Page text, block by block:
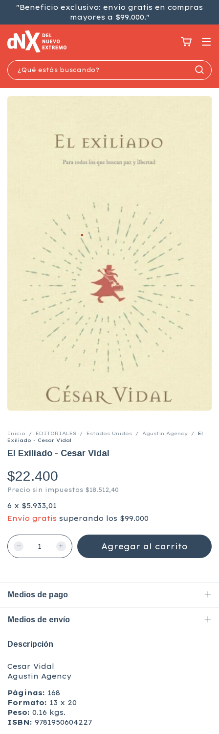
"Beneficio exclusivo: envío gratis en compras
mayores a $99.000."
Inicio / EDITORIALES / Estados Unidos / Agustin Agency /
El
Exiliado - Cesar Vidal
El Exiliado - Cesar Vidal
$22.400
Precio sin impuestos $18.512,40
6 x $5.933,01
Envío gratis superando los $99.000
Medios de pago
Medios de envío
Descripción
Cesar Vidal
Agustin Agency
Páginas: 168
Formato: 13 x 20
Peso: 0.16 kgs.
ISBN: 9781950604227